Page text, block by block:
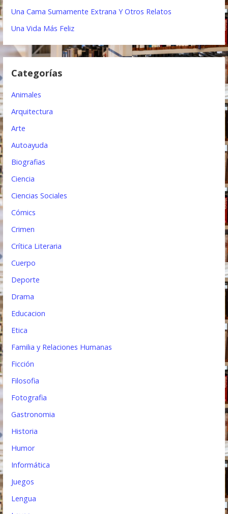
ó
d
n
Una Cama Sumamente Extrana Y Otros Relatos
Una Vida Más Feliz
Categorías
Animales
Arquitectura
Arte
Autoayuda
Biografias
Ciencia
Ciencias Sociales
Cómics
Crimen
Crítica Literaria
Cuerpo
Deporte
Drama
Educacion
Etica
Familia y Relaciones Humanas
Ficción
Filosofia
Fotografia
Gastronomia
Historia
Humor
Informática
Juegos
Lengua